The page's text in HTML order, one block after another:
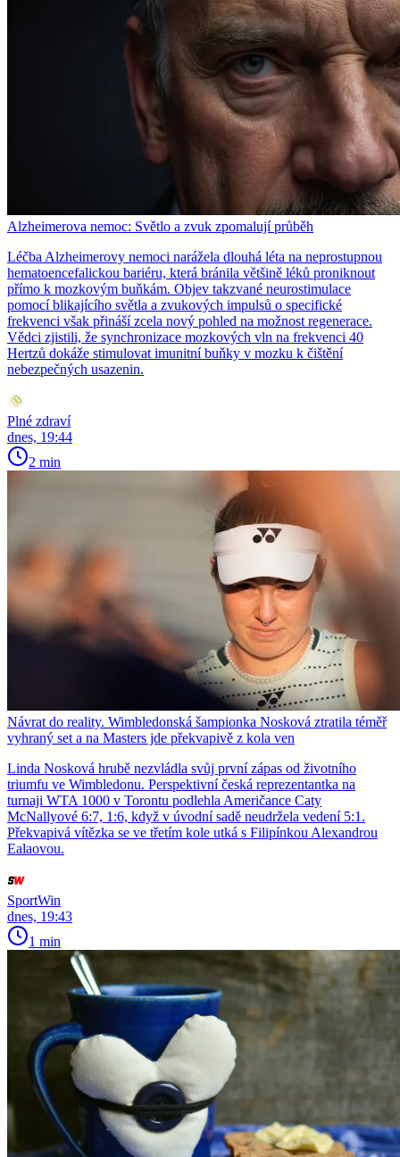
Alzheimerova nemoc: Světlo a zvuk zpomalují průběh
Léčba Alzheimerovy nemoci narážela dlouhá léta na neprostupnou
hematoencefalickou bariéru, která bránila většině léků proniknout
přímo k mozkovým buňkám. Objev takzvané neurostimulace
pomocí blikajícího světla a zvukových impulsů o specifické
frekvenci však přináší zcela nový pohled na možnost regenerace.
Vědci zjistili, že synchronizace mozkových vln na frekvenci 40
Hertzů dokáže stimulovat imunitní buňky v mozku k čištění
nebezpečných usazenin.
Plné zdraví
dnes, 19:44
2 min
Návrat do reality. Wimbledonská šampionka Nosková ztratila téměř
vyhraný set a na Masters jde překvapivě z kola ven
Linda Nosková hrubě nezvládla svůj první zápas od životního
triumfu ve Wimbledonu. Perspektivní česká reprezentantka na
turnaji WTA 1000 v Torontu podlehla Američance Caty
McNallyové 6:7, 1:6, když v úvodní sadě neudržela vedení 5:1.
Překvapivá vítězka se ve třetím kole utká s Filipínkou Alexandrou
Ealaovou.
SportWin
dnes, 19:43
1 min